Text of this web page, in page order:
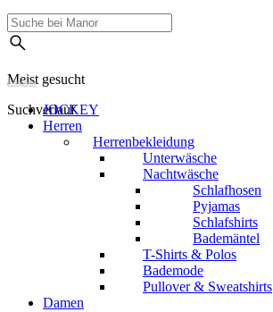
Meist gesucht
Suchverlauf
JOCKEY
Herren
Herrenbekleidung
Unterwäsche
Nachtwäsche
Schlafhosen
Pyjamas
Schlafshirts
Bademäntel
T-Shirts & Polos
Bademode
Pullover & Sweatshirts
Damen